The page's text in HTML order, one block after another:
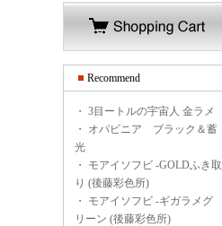
Recommend
・ 3目ートルの宇宙人 金ラメ
・ オパビニア ブラック＆蓄
光
・ モアイソフビ -GOLDふき取
り (後藤彩色所)
・ モアイソフビ -ギガラメグ
リーン (後藤彩色所)